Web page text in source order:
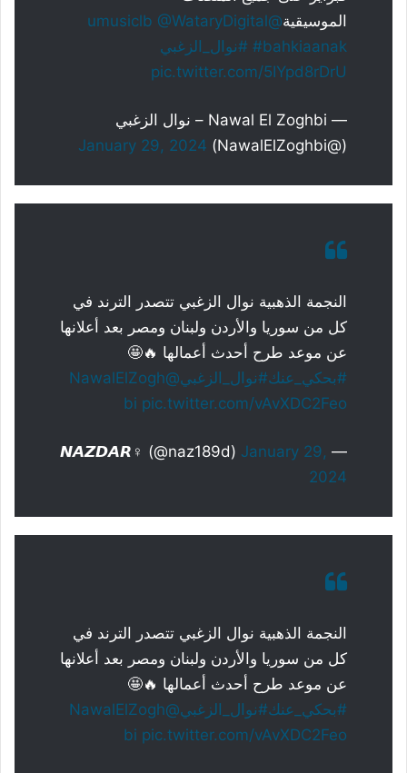
الموسيقية@umusiclb
@WataryDigital
#bahkiaanak #نوال_الزغبي
pic.twitter.com/5IYpd8rDrU
— Nawal El Zoghbi – نوال الزغبي
(@NawalElZoghbi)
January 29, 2024
النجمة الذهبية نوال الزغبي تتصدر الترند في
كل من سوريا والأردن ولبنان ومصر بعد أعلانها
عن موعد طرح أحدث أعمالها 🔥🤩
#بحكي_عنك#نوال_الزغبي
@NawalElZogh
bi pic.twitter.com/vAvXDC2Feo
— 𝙉𝘼𝙕𝘿𝘼𝙍♀️ (@naz189d)
January 29,
2024
النجمة الذهبية نوال الزغبي تتصدر الترند في
كل من سوريا والأردن ولبنان ومصر بعد أعلانها
عن موعد طرح أحدث أعمالها 🔥🤩
#بحكي_عنك#نوال_الزغبي
@NawalElZogh
bi pic.twitter.com/vAvXDC2Feo